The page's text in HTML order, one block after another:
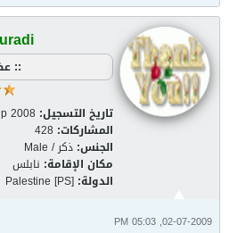
::
تاريخ التسجيل: 2008
المشاركات: 428
الجنس: ذكر / Male
مكان الإقامة: نابلس
الدولة: Palestine [PS]
02-07-2009, 05:03 PM